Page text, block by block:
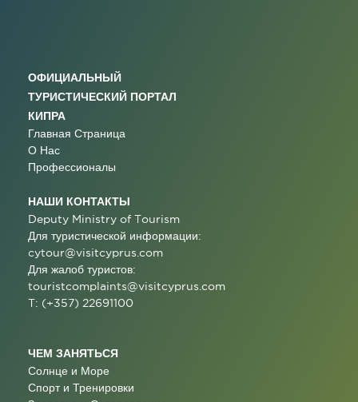
ОФИЦИАЛЬНЫЙ
ТУРИСТИЧЕСКИЙ ПОРТАЛ
КИПРА
Главная Страница
О Нас
Профессионалы
НАШИ КОНТАКТЫ
Deputy Ministry of Tourism
Для туристической информации:
cytour@visitcyprus.com
Для жалоб туристов:
touristcomplaints@visitcyprus.com
T: (+357) 22691100
ЧЕМ ЗАНЯТЬСЯ
Солнце и Море
Спорт и Тренировки